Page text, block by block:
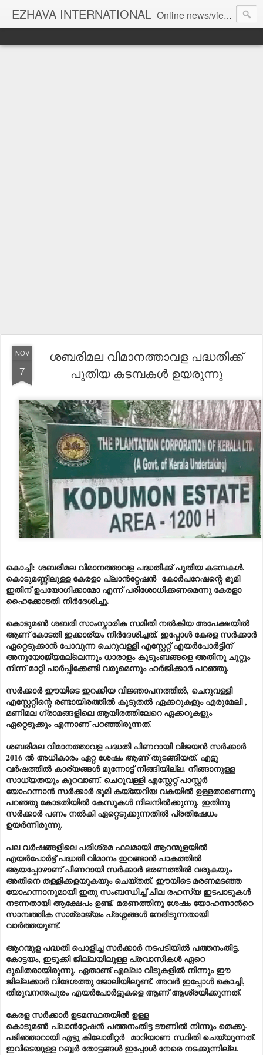
EZHAVA INTERNATIONAL Online news/views JOURNAL... Connecting the community worldwide Editorial Director: Prem Chandran
NOV
7
ശബരിമല വിമാനത്താവള പദ്ധതിക്ക്
പുതിയ കടമ്പകൾ ഉയരുന്നു
കൊച്ചി: ശബരിമല വിമാനത്താവള പദ്ധതിക്ക് പുതിയ കടമ്പകൾ.
കൊടുമണ്ണിലുള്ള കേരളാ പ്ലാൻറ്റേഷൻ കോർപറേഷന്റെ ഭൂമി
ഇതിന് ഉപയോഗിക്കാമോ എന്ന് പരിശോധിക്കണമെന്നു കേരളാ
ഹൈക്കോടതിനിർദേശിച്ചു.
കൊടുമൺ ശബരി സാംസ്കാരിക സമിതി നൽകിയ അപേക്ഷയിൽ
ആണ് കോടതി ഇക്കാര്യം നിർദേശിച്ചത്. ഇപ്പോൾ കേരള സർക്കാർ
ഏറ്റെടുക്കാൻ പോവുന്ന ചെറുവള്ളി എസ്റ്റേറ്റ് എയർപോർട്ടിന്
അനുയോജ്യമല്ലെന്നും ധാരാളം കുടുംബങ്ങളെ അതിനു ചുറ്റും
നിന്ന് മാറ്റി പാർപ്പിക്കേണ്ടി വരുമെന്നും ഹർജിക്കാർ പറഞ്ഞു.
സർക്കാർ ഈയിടെ ഇറക്കിയ വിജ്ഞാപനത്തിൽ, ചെറുവള്ളി
എസ്റ്റേറ്റിന്റെ രണ്ടായിരത്തിൽ കൂടുതൽ ഏക്കറുകളും എരുമേലി ,
മണിമല ഗ്രാമങ്ങളിലെ ആയിരത്തിലേറെ ഏക്കറുകളും
ഏറ്റെടുക്കും എന്നാണ് പറഞ്ഞിരുന്നത്.
ശബരിമല വിമാനത്താവള പദ്ധതി പിണറായി വിജയൻ സർക്കാർ
2016 ൽ അധികാരം ഏറ്റ ശേഷം ആണ് തുടങ്ങിയത്. എട്ടു
വർഷത്തിൽ കാര്യങ്ങൾ മുന്നോട്ട് നീങ്ങിയില്ല. നീങ്ങാനുള്ള
സാധ്യതയും കുറവാണ്. ചെറുവള്ളി എസ്റ്റേറ്റ് പാസ്റ്റർ
യോഹന്നാൻ സർക്കാർ ഭൂമി കയ്യേറിയ വകയിൽ ഉള്ളതാണെന്നു
പറഞ്ഞു കോടതിയിൽ കേസുകൾ നിലനിൽക്കുന്നു. ഇതിനു
സർക്കാർ പണം നൽകി ഏറ്റെടുക്കുന്നതിൽ പ്രതിഷേധം
ഉയർന്നിരുന്നു.
പല വർഷങ്ങളിലെ പരിശ്രമ ഫലമായി ആറന്മുളയിൽ
എയർപോർട്ട് പദ്ധതി വിമാനം ഇറങ്ങാൻ പാകത്തിൽ
ആയപ്പോഴാണ് പിണറായി സർക്കാർ ഭരണത്തിൽ വരുകയും
അതിനെ തള്ളിക്കളയുകയും ചെയ്തത്. ഈയിടെ മരണമടഞ്ഞ
യോഹന്നാനുമായി ഇതു സംബന്ധിച്ച് ചില രഹസ്യ ഇടപാടുകൾ
നടന്നതായി ആക്ഷേപം ഉണ്ട്. മരണത്തിനു ശേഷം യോഹന്നാൻറെ
സാമ്പത്തിക സാമ്രാജ്യം പ്രശ്നങ്ങൾ നേരിടുന്നതായി
വാർത്തയുണ്ട്.
ആറന്മുള പദ്ധതി പൊളിച്ച സർക്കാർ നടപടിയിൽ പത്തനംതിട്ട,
കോട്ടയം, ഇടുക്കി ജില്ലയിലുള്ള പ്രവാസികൾ ഏറെ
ദുഖിതരായിരുന്നു. ഏതാണ്ട് എല്ലാ വീടുകളിൽ നിന്നും ഈ
ജില്ലക്കാർ വിദേശത്തു ജോലിയിലുണ്ട്. അവർ ഇപ്പോൾ കൊച്ചി,
തിരുവനന്തപുരം എയർപോർട്ടുകളെ ആണ് ആശ്രയിക്കുന്നത്.
കേരള സർക്കാർ ഉടമസ്ഥതയിൽ ഉള്ള
കൊടുമൺ പ്ലാൻറ്റേഷൻ പത്തനംതിട്ട ടൗണിൽ നിന്നും തെക്കു-
പടിഞ്ഞാറായി എട്ടു കിലോമീറ്റർ മാറിയാണ് സ്ഥിതി ചെയ്യുന്നത്.
ഇവിടെയുള്ള റബ്ബർ തോട്ടങ്ങൾ ഇപ്പോൾ നേരെ നടക്കുന്നില്ല.